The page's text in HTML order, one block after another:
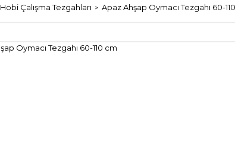
Hobi Çalışma Tezgahları Apaz Ahşap Oymacı Tezgahı 60-